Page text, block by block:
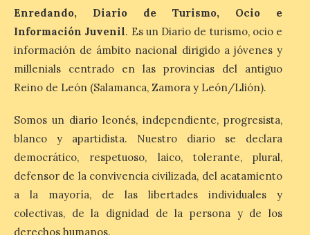
Patrimonio Nacional
cancela la temporada de
fuentes de La Granja ante
la escasez de agua
6 Ago 2026
Esta medida afecta a los
espectáculos nocturnos
de la Fuente Baños de
Diana previstos para los
días 8, 15 y 22 de agosto,
así como al encendido extraordinario del
día 25. La reserva de agua en el estanque
«El Mar», […]
Enredando, Diario de Turismo, Ocio e
Información Juvenil. Es un Diario de turismo, ocio e
información de ámbito nacional dirigido a jóvenes y
millenials centrado en las provincias del antiguo
Reino de León (Salamanca, Zamora y León/Llión).
Somos un diario leonés, independiente, progresista,
blanco y apartidista. Nuestro diario se declara
democrático, respetuoso, laico, tolerante, plural,
defensor de la convivencia civilizada, del acatamiento
a la mayoría, de las libertades individuales y
colectivas, de la dignidad de la persona y de los
derechos humanos.